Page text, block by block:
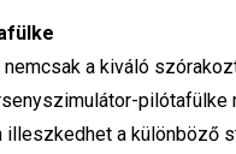
a kiváló
a különböző